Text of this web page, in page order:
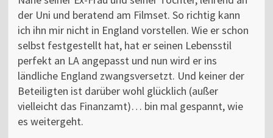
der Uni und beratend am Filmset. So richtig kann
ich ihn mir nicht in England vorstellen. Wie er schon
selbst festgestellt hat, hat er seinen Lebensstil
perfekt an LA angepasst und nun wird er ins
ländliche England zwangsversetzt. Und keiner der
Beteiligten ist darüber wohl glücklich (außer
vielleicht das Finanzamt)… bin mal gespannt, wie
es weitergeht.